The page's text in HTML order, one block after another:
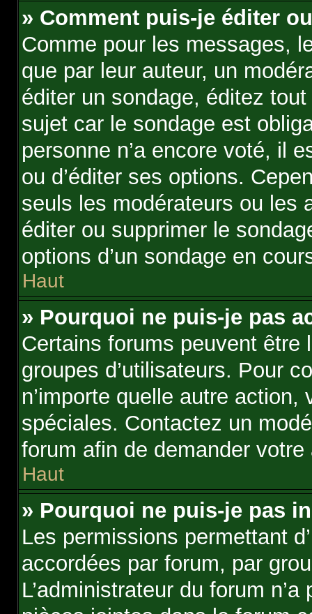
» Comment puis-je éditer
Comme pour les messages,
que par leur auteur, un
éditer un sondage, éditez
sujet car le sondage est
personne n’a encore voté, il
ou d’éditer ses options.
seuls les modérateurs ou les
éditer ou supprimer le
options d’un sondage en
Haut
» Pourquoi ne puis-je pas
Certains forums peuvent
groupes d’utilisateurs. Pour
n’importe quelle autre
spéciales. Contactez un
forum afin de demander votre
Haut
» Pourquoi ne puis-je pas
Les permissions permettant
accordées par forum, par
L’administrateur du forum